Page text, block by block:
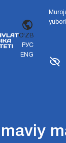
O'ZB
РУС
ENG